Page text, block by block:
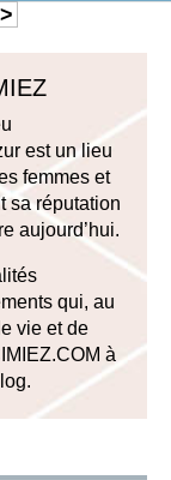
est un lieu
femmes et
sa réputation
aujourd’hui.
qui, au
vie et de
à